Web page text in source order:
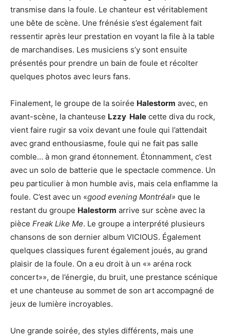
transmise dans la foule. Le chanteur est véritablement
une bête de scène. Une frénésie s’est également fait
ressentir après leur prestation en voyant la file à la table
de marchandises. Les musiciens s’y sont ensuite
présentés pour prendre un bain de foule et récolter
quelques photos avec leurs fans.
Finalement, le groupe de la soirée Halestorm avec, en
avant-scène, la chanteuse Lzzy Hale cette diva du rock,
vient faire rugir sa voix devant une foule qui l’attendait
avec grand enthousiasme, foule qui ne fait pas salle
comble… à mon grand étonnement. Étonnamment, c’est
avec un solo de batterie que le spectacle commence. Un
peu particulier à mon humble avis, mais cela enflamme la
foule. C’est avec un «good evening Montréal» que le
restant du groupe Halestorm arrive sur scène avec la
pièce Freak Like Me. Le groupe a interprété plusieurs
chansons de son dernier album VICIOUS. Également
quelques classiques furent également joués, au grand
plaisir de la foule. On a eu droit à un «» aréna rock
concert»», de l’énergie, du bruit, une prestance scénique
et une chanteuse au sommet de son art accompagné de
jeux de lumière incroyables.
Une grande soirée, des styles différents, mais une